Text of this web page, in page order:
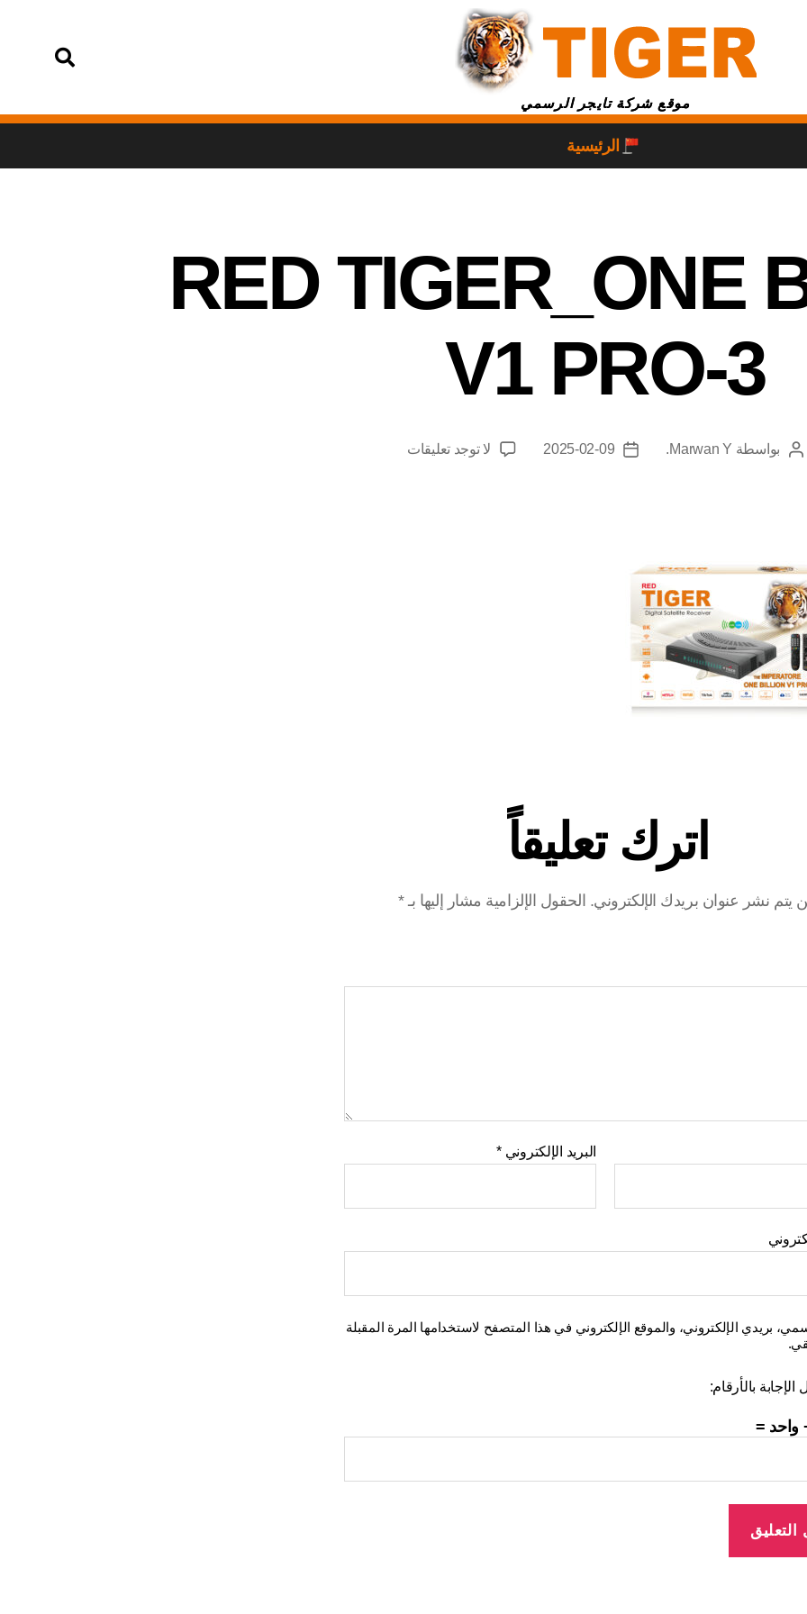
موقع شركة تايجر الرسمي
الرئيسية
RED TIGER_ONE
V1 PRO-3
بواسطة Marwan Y.
2025-02-09 لا توجد تعليقات
اترك تعليقاً
يتم نشر عنوان بريدك الإلكتروني. الحقول الإلزامية مشار إليها بـ*
البريد الإلكتروني*
بريدي الإلكتروني، والموقع الإلكتروني في هذا المتصفح لاستخدامها المرة المقبلة
بالأرقام:
=